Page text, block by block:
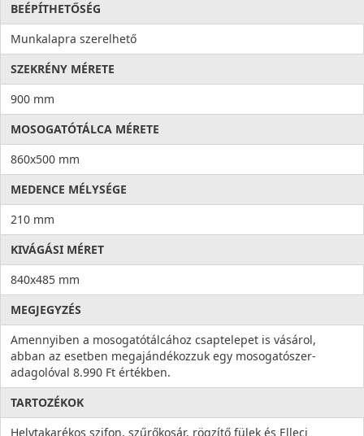
BEÉPÍTHETŐSÉG
Munkalapra szerelhető
SZEKRÉNY MÉRETE
900 mm
MOSOGATÓTÁLCA MÉRETE
860x500 mm
MEDENCE MÉLYSÉGE
210 mm
KIVÁGÁSI MÉRET
840x485 mm
MEGJEGYZÉS
Amennyiben a mosogatótálcához csaptelepet is vásárol,
abban az esetben megajándékozzuk egy mosogatószer-
adagolóval 8.990 Ft értékben.
TARTOZÉKOK
Helytakarékos szifon, szűrőkosár, rögzítő fülek és Elleci